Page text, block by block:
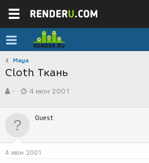
Maya
Cloth Ткань
в
р
-
а
д
4 июн 2001
Guest
4 июн 2001